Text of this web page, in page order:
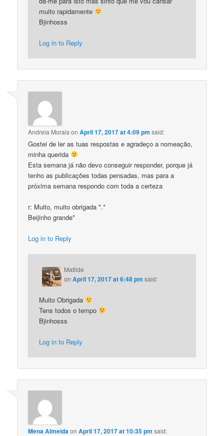
muito rapidamente
Bjinhosss
Log in to Reply
Andreia MoraisonApril 17, 2017 at 4:09 pm said:
Gostei de ler as tuas respostas e agradeço a nomeação,
minha querida
Esta semana já não devo conseguir responder, porque já
tenho as publicações todas pensadas, mas para a
próxima semana respondo com toda a certeza
r: Muito, muito obrigada *.*
Beijinho grande*
Log in to Reply
Matilde
onApril 17, 2017 at 6:48 pm said:
Muito Obrigada
Tens todos o tempo
Bjinhosss
Log in to Reply
Mena AlmeidaonApril 17, 2017 at 10:35 pm said: